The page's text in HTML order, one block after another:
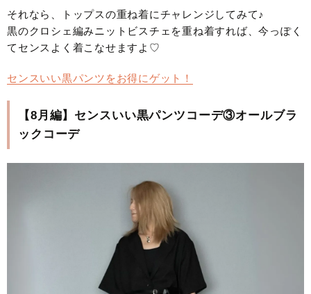
それなら、トップスの重ね着にチャレンジしてみて♪
黒のクロシェ編みニットビスチェを重ね着すれば、今っぽく
てセンスよく着こなせますよ♡
センスいい黒パンツをお得にゲット！
【8月編】センスいい黒パンツコーデ③オールブラ
ックコーデ